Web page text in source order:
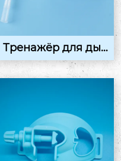
Тренажёр для дых
ания